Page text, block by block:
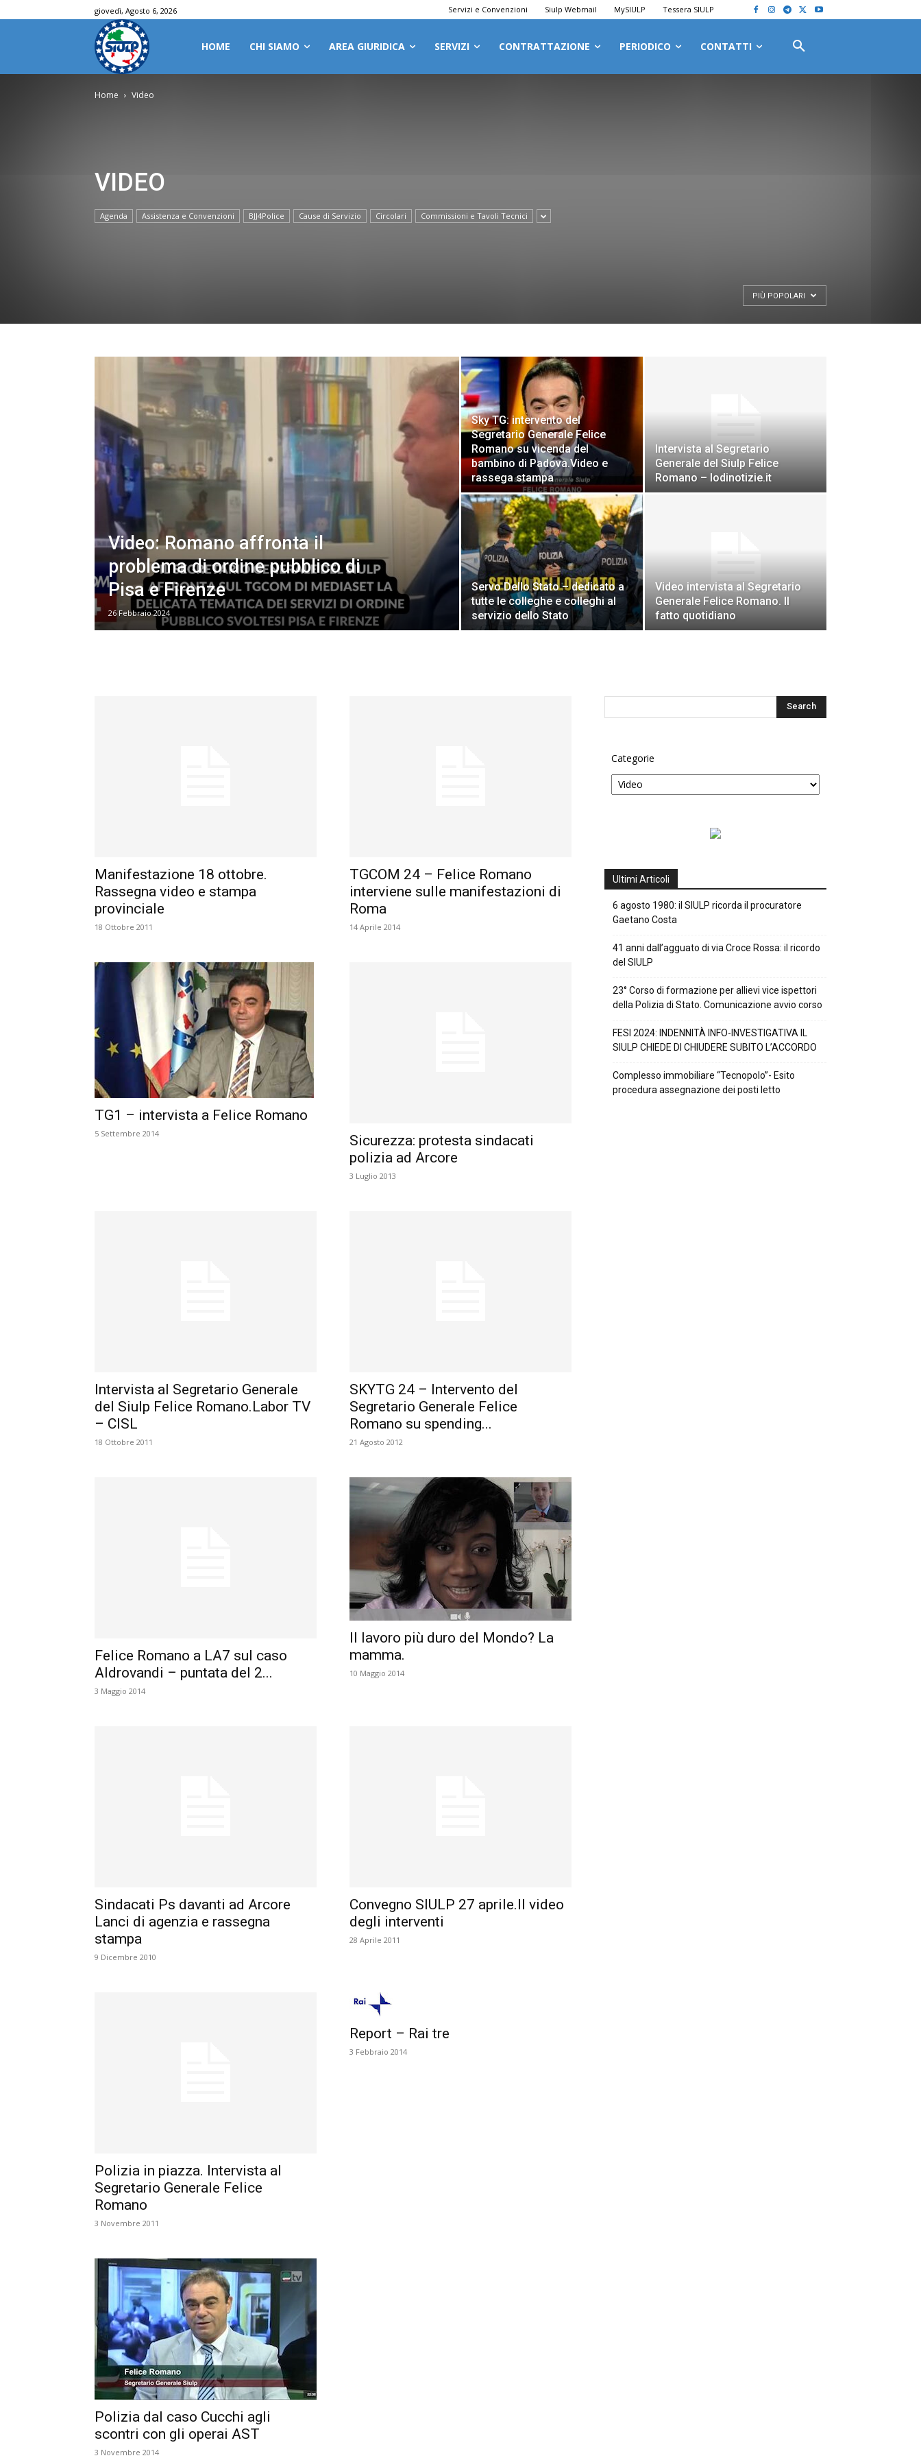
giovedì, Agosto 6, 2026 Servizi e Convenzioni Siulp Webmail MySIULP Tessera SIULP
HOME CHI SIAMO AREA GIURIDICA SERVIZI CONTRATTAZIONE PERIODICO CONTATTI
Home Video
VIDEO
Agenda Assistenza e Convenzioni BJJ4Police Cause di Servizio Circolari Commissioni e Tavoli Tecnici
PIÙ POPOLARI
Video: Romano affronta il
problema di ordine pubblico di
Pisa e Firenze
26 Febbraio 2024
Sky TG: intervento del
Segretario Generale Felice
Romano su vicenda del
bambino di Padova.Video e
rassega stampa
Intervista al Segretario
Generale del Siulp Felice
Romano – lodinotizie.it
Servo Dello Stato – dedicato a
tutte le colleghe e colleghi al
servizio dello Stato
Video intervista al Segretario
Generale Felice Romano. Il
fatto quotidiano
Manifestazione 18 ottobre.
Rassegna video e stampa
provinciale
18 Ottobre 2011
TGCOM 24 – Felice Romano
interviene sulle manifestazioni di
Roma
14 Aprile 2014
TG1 – intervista a Felice Romano
5 Settembre 2014
Sicurezza: protesta sindacati
polizia ad Arcore
3 Luglio 2013
Intervista al Segretario Generale
del Siulp Felice Romano.Labor TV
– CISL
18 Ottobre 2011
SKYTG 24 – Intervento del
Segretario Generale Felice
Romano su spending...
21 Agosto 2012
Felice Romano a LA7 sul caso
Aldrovandi – puntata del 2...
3 Maggio 2014
Il lavoro più duro del Mondo? La
mamma.
10 Maggio 2014
Sindacati Ps davanti ad Arcore
Lanci di agenzia e rassegna
stampa
9 Dicembre 2010
Convegno SIULP 27 aprile.Il video
degli interventi
28 Aprile 2011
Polizia in piazza. Intervista al
Segretario Generale Felice
Romano
3 Novembre 2011
Report – Rai tre
3 Febbraio 2014
Polizia dal caso Cucchi agli
scontri con gli operai AST
3 Novembre 2014
Categorie
Ultimi Articoli
6 agosto 1980: il SIULP ricorda il procuratore
Gaetano Costa
41 anni dall’agguato di via Croce Rossa: il ricordo
del SIULP
23° Corso di formazione per allievi vice ispettori
della Polizia di Stato. Comunicazione avvio corso
FESI 2024: INDENNITÀ INFO-INVESTIGATIVA IL
SIULP CHIEDE DI CHIUDERE SUBITO L’ACCORDO
Complesso immobiliare “Tecnopolo”- Esito
procedura assegnazione dei posti letto